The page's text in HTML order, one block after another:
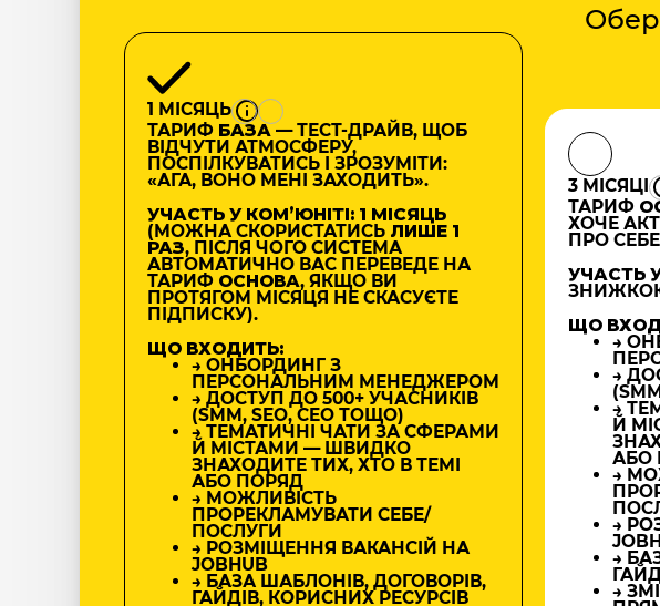
1 МІСЯЦЬ
ТАРИФ БАЗА— ТЕСТ-ДРАЙВ, ЩОБ
ВІДЧУТИ АТМОСФЕРУ,
ПОСПІЛКУВАТИСЬ І ЗРОЗУМІТИ:
«АГА, ВОНО МЕНІ ЗАХОДИТЬ».
УЧАСТЬ У КОМʼЮНІТІ: 1 МІСЯЦЬ
(МОЖНА СКОРИСТАТИСЬ ЛИШЕ 1
РАЗ, ПІСЛЯ ЧОГО СИСТЕМА
АВТОМАТИЧНО ВАС ПЕРЕВЕДЕ НА
ТАРИФ ОСНОВА, ЯКЩО ВИ
ПРОТЯГОМ МІСЯЦЯ НЕ СКАСУЄТЕ
ПІДПИСКУ).
ЩО ВХОДИТЬ:
→ ОНБОРДИНГ З
ПЕРСОНАЛЬНИМ МЕНЕДЖЕРОМ
→ ДОСТУП ДО 500+ УЧАСНИКІВ
(SMM, SEO, CEO ТОЩО)
→ ТЕМАТИЧНІ ЧАТИ ЗА СФЕРАМИ
Й МІСТАМИ — ШВИДКО
ЗНАХОДИТЕ ТИХ, ХТО В ТЕМІ
АБО ПОРЯД
→ МОЖЛИВІСТЬ
ПРОРЕКЛАМУВАТИ СЕБЕ/
ПОСЛУГИ
→ РОЗМІЩЕННЯ ВАКАНСІЙ НА
JOBHUB
→ БАЗА ШАБЛОНІВ, ДОГОВОРІВ,
ГАЙДІВ, КОРИСНИХ РЕСУРСІВ
3 МІСЯЦІ
ТАРИФ
ХОЧЕ
ПРО
УЧАСТЬ
ЩО
→
→
→
Й
АБО
→
→
→
→